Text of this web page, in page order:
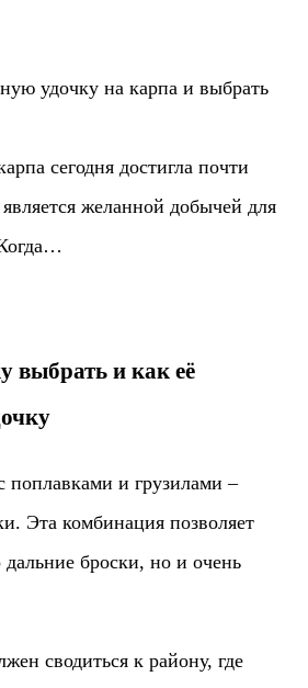
удочку на карпа и выбрать
сегодня достигла почти
желанной добычей для
и как её
поплавками и грузилами –
Эта комбинация позволяет
дальние броски, но и очень
сводиться к району, где